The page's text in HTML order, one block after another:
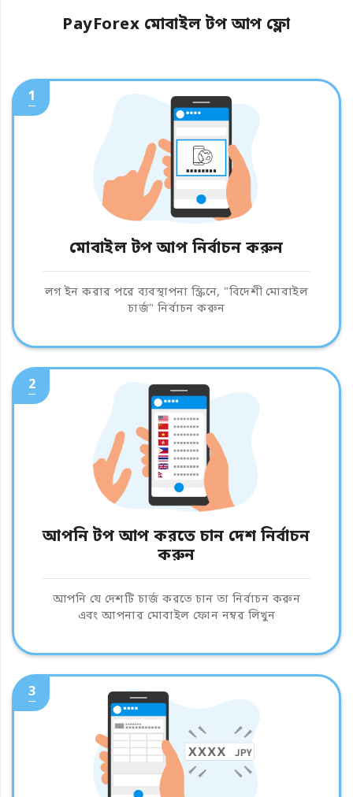
PayForex মোবাইল টপ আপ ফ্লো
1
মোবাইল টপ আপ নির্বাচন করুন
লগ ইন করার পরে ব্যবস্থাপনা স্ক্রিনে, "বিদেশী মোবাইল
চার্জ" নির্বাচন করুন
2
আপনি টপ আপ করতে চান দেশ নির্বাচন
করুন
আপনি যে দেশটি চার্জ করতে চান তা নির্বাচন করুন
এবং আপনার মোবাইল ফোন নম্বর লিখুন
3